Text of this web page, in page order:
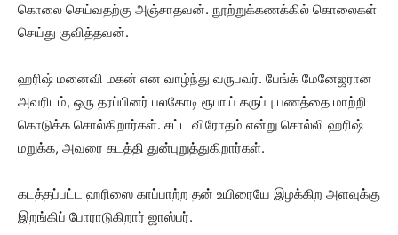
கொலை செய்வதற்கு அஞ்சாதவன். நூற்றுக்கணக்கில் கொலைகள்
செய்து குவித்தவன்.
ஹரிஷ் மனைவி மகன் என வாழ்ந்து வருபவர். பேங்க் மேனேஜரான
அவரிடம், ஒரு தரப்பினர் பலகோடி ரூபாய் கருப்பு பணத்தை மாற்றி
கொடுக்க சொல்கிறார்கள். சட்ட விரோதம் என்று சொல்லி ஹரிஷ்
மறுக்க, அவரை கடத்தி துன்புறுத்துகிறார்கள்.
கடத்தப்பட்ட ஹரிஸை காப்பாற்ற தன் உயிரையே இழக்கிற அளவுக்கு
இறங்கிப் போராடுகிறார் ஜாஸ்பர்.